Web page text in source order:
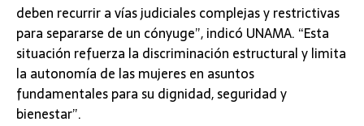
deben recurrir a vías judiciales complejas y restrictivas
para separarse de un cónyuge”, indicó UNAMA. “Esta
situación refuerza la discriminación estructural y limita
la autonomía de las mujeres en asuntos
fundamentales para su dignidad, seguridad y
bienestar”.